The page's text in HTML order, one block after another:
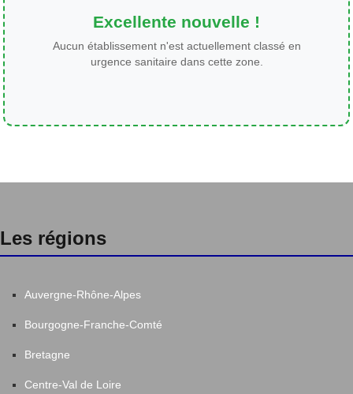
Excellente nouvelle !
Aucun établissement n'est actuellement classé en
urgence sanitaire dans cette zone.
Les régions
Auvergne-Rhône-Alpes
Bourgogne-Franche-Comté
Bretagne
Centre-Val de Loire